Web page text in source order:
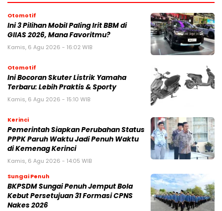
Otomotif
Ini 3 Pilihan Mobil Paling Irit BBM di
GIIAS 2026, Mana Favoritmu?
Kamis, 6 Agu 2026 - 16:02 WIB
Otomotif
Ini Bocoran Skuter Listrik Yamaha
Terbaru: Lebih Praktis & Sporty
Kamis, 6 Agu 2026 - 15:10 WIB
Kerinci
Pemerintah Siapkan Perubahan Status
PPPK Paruh Waktu Jadi Penuh Waktu
di Kemenag Kerinci
Kamis, 6 Agu 2026 - 14:05 WIB
Sungai Penuh
BKPSDM Sungai Penuh Jemput Bola
Kebut Persetujuan 31 Formasi CPNS
Nakes 2026